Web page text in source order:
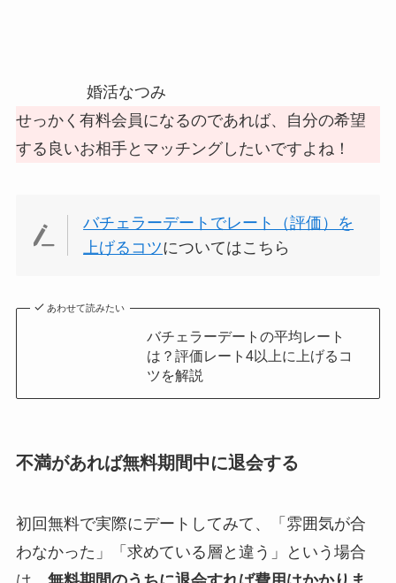
婚活なつみ
せっかく有料会員になるのであれば、自分の希望
する良いお相手とマッチングしたいですよね！
バチェラーデートでレート（評価）を
上げるコツについてはこちら
あわせて読みたい
バチェラーデートの平均レート
は？評価レート4以上に上げるコ
ツを解説
不満があれば無料期間中に退会する
初回無料で実際にデートしてみて、「雰囲気が合
わなかった」「求めている層と違う」という場合